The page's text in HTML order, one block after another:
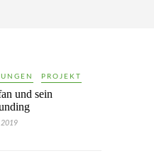
PROJEKT
und sein